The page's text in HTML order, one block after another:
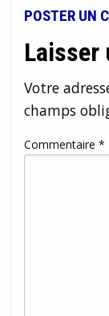
POSTER UN
Laisser
Votre
champs
Commentaire *